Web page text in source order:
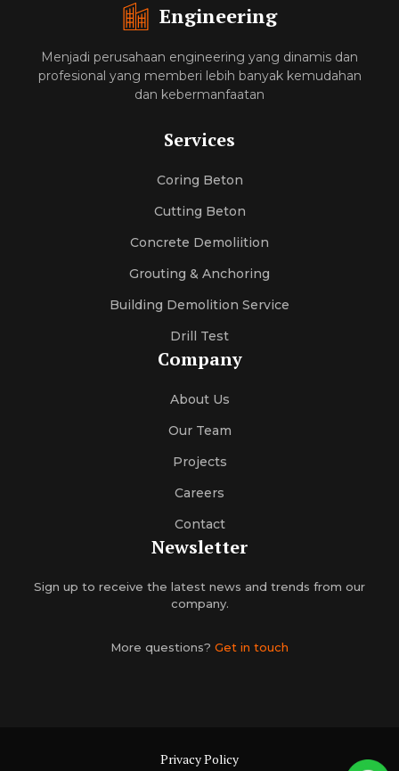
Engineering
Menjadi perusahaan engineering yang dinamis dan
profesional yang memberi lebih banyak kemudahan
dan kebermanfaatan
Services
Coring Beton
Cutting Beton
Concrete Demoliition
Grouting & Anchoring
Building Demolition Service
Drill Test
Company
About Us
Our Team
Projects
Careers
Contact
Newsletter
Sign up to receive the latest news and trends from our
company.
More questions? Get in touch
Privacy Policy